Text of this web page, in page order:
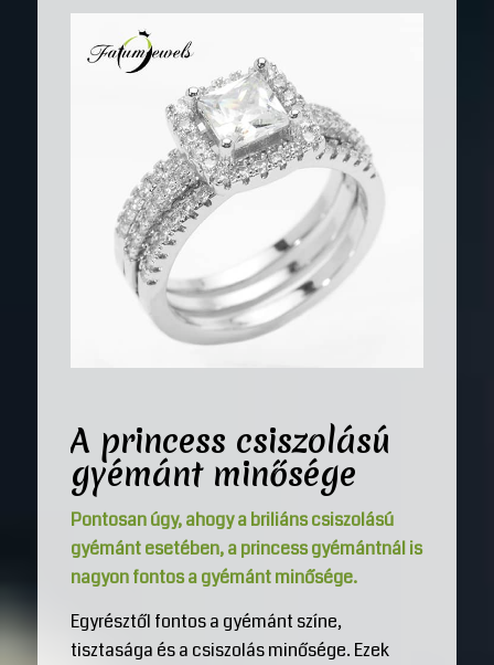
A princess csiszolású
gyémánt minősége
Pontosan úgy, ahogy a briliáns csiszolású
gyémánt esetében, a princess gyémántnál is
nagyon fontos a gyémánt minősége.
Egyrésztől fontos a gyémánt színe,
tisztasága és a csiszolás minősége. Ezek